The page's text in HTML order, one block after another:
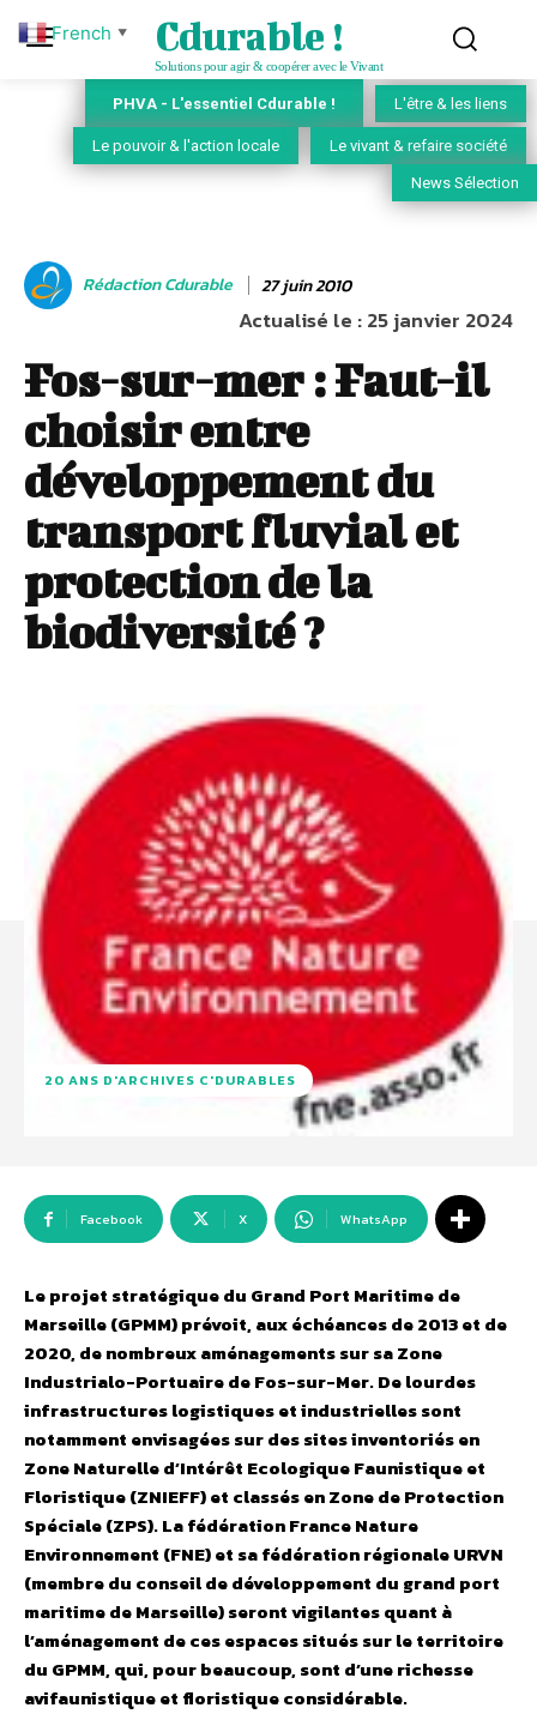
Cdurable !
Solutions pour agir & coopérer avec le Vivant
PHVA - L'essentiel Cdurable ! L'être & les liens
Le pouvoir & l'action locale Le vivant & refaire société
News Sélection
Rédaction Cdurable 27 juin 2010
Actualisé le :25 janvier 2024
Fos-sur-mer : Faut-il
choisir entre
développement du
transport fluvial et
protection de la
biodiversité ?
20 ANS D'ARCHIVES C'DURABLES
Facebook X WhatsApp
Le projet stratégique du Grand Port Maritime de
Marseille (GPMM) prévoit, aux échéances de 2013 et de
2020, de nombreux aménagements sur sa Zone
Industrialo-Portuaire de Fos-sur-Mer. De lourdes
infrastructures logistiques et industrielles sont
notamment envisagées sur des sites inventoriés en
Zone Naturelle d’Intérêt Ecologique Faunistique et
Floristique (ZNIEFF) et classés en Zone de Protection
Spéciale (ZPS). La fédération France Nature
Environnement (FNE) et sa fédération régionale URVN
(membre du conseil de développement du grand port
maritime de Marseille) seront vigilantes quant à
l’aménagement de ces espaces situés sur le territoire
du GPMM, qui, pour beaucoup, sont d’une richesse
avifaunistique et floristique considérable.
French ▼